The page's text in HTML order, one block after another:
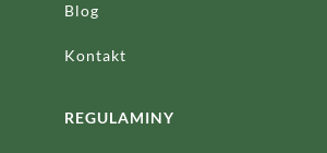
Blog
Kontakt
REGULAMINY